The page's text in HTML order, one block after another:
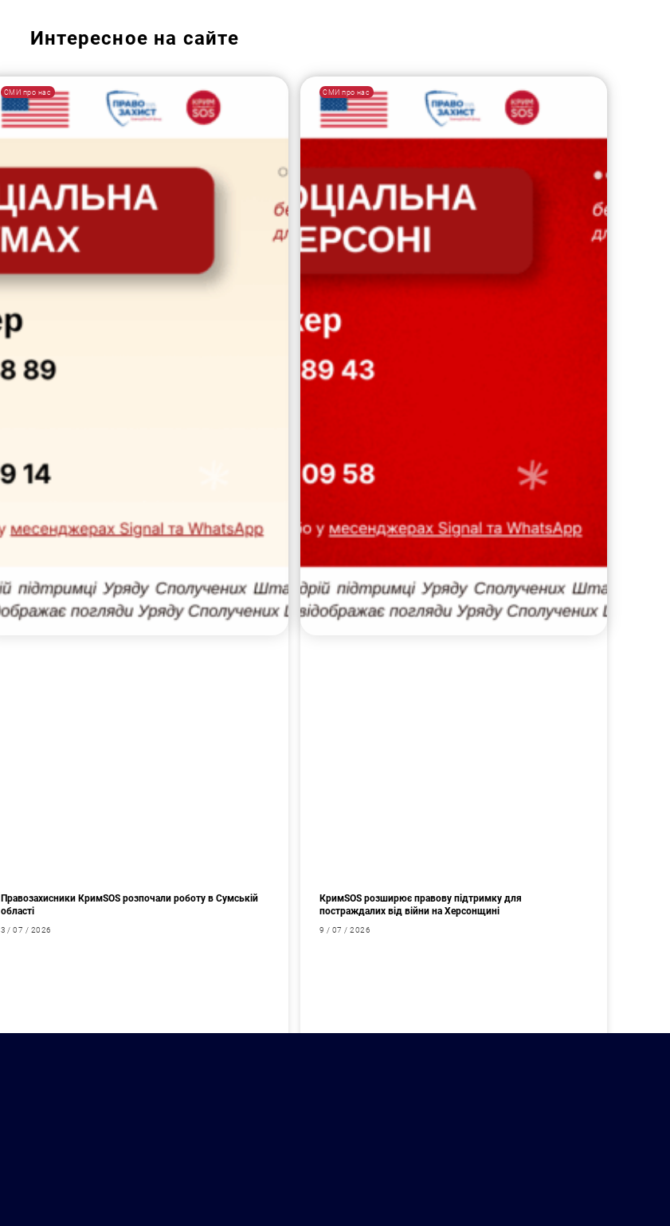
Интересное на сайте
СМИ про нас
Правозахисники КримSOS розпочали роботу в Сумській
області
3 / 07 / 2026
СМИ про нас
КримSOS розширює правову підтримку для
постраждалих від війни на Херсонщині
9 / 07 / 2026